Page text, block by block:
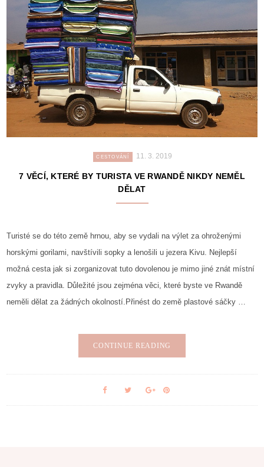
CESTOVÁNÍ 11. 3. 2019
7 VĚCÍ, KTERÉ BY TURISTA VE RWANDĚ NIKDY NEMĚL
DĚLAT
Turisté se do této země hrnou, aby se vydali na výlet za ohroženými
horskými gorilami, navštívili sopky a lenošili u jezera Kivu. Nejlepší
možná cesta jak si zorganizovat tuto dovolenou je mimo jiné znát místní
zvyky a pravidla. Důležité jsou zejména věci, které byste ve Rwandě
neměli dělat za žádných okolností.Přinést do země plastové sáčky …
CONTINUE READING